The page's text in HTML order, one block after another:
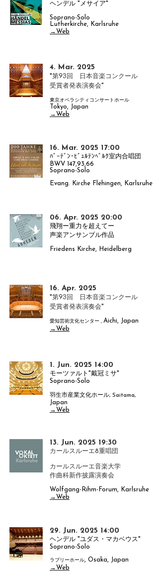
ヘンデル "メサイア"
​Soprano-Solo
Lutherkirche, Karlsruhe​
→Web
4. Mar. 2025
"第93回 日本音楽コンクール
​受賞者発表演奏会"
東京オペラシティコンサートホール
Tokyo, Japan
→Web
16. Mar. 2025 17:00
ﾊﾞｰﾃﾞﾝ･ﾋﾞｭﾙﾃﾝﾍﾞﾙｸ室内合唱団
BWV 147,93,66
​Soprano-Solo
Evang. Kirche Flehingen, Karlsruhe
06. Apr. 2025 20:00
飛翔ー重力を超えてー
声楽アンサンブル作品
Friedens Kirche, Heidelberg
16. Apr. 2025
"第93回 日本音楽コンクール
​受賞者発表演奏会"
愛知芸術文化センター , Aichi, Japan
→Web
1. Jun. 2025 14:00
モーツァルト"戴冠ミサ"
Soprano-Solo
羽生市産業文化ホール, Saitama,
Japan
→Web
13. Jun. 2025 19:30
カールスルーエ8重唱団
​カールスルーエ音楽大学
作曲科新作披露演奏会
Wolfgang-Rihm-Forum, Karlsruhe
→Web
29. Jun. 2025 14:00
ヘンデル "ユダス・マカベウス"
Soprano-Solo
ラブリーホール, Osaka, Japan
→Web